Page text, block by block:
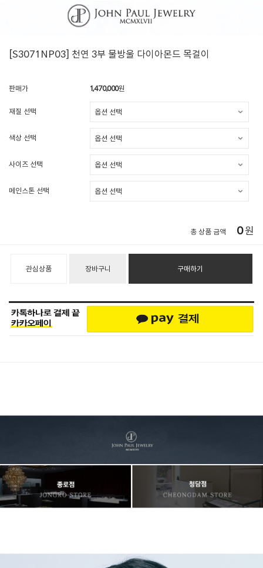
[S3071NP03] 천연 3부 물방울 다이아몬드 목걸이
판매가 1,470,000원
재질 선택
색상 선택
사이즈 선택
메인스톤 선택
총 상품 금액 0원
관심상품 장바구니 구매하기